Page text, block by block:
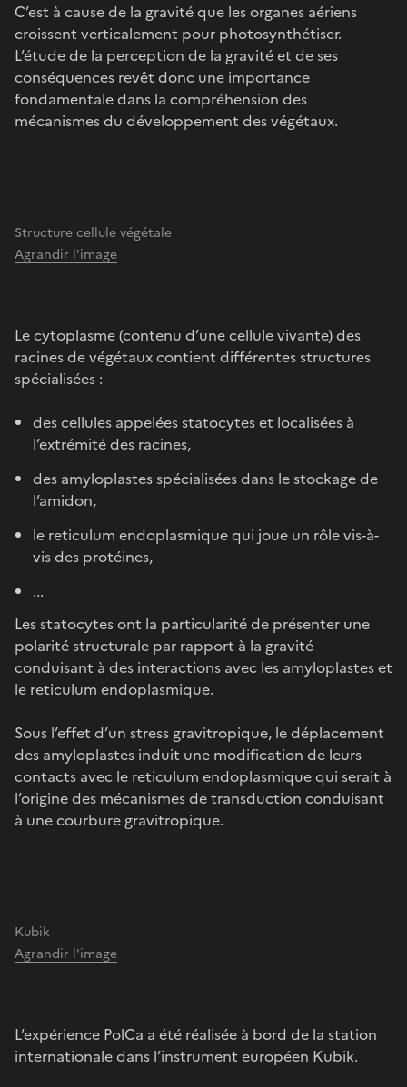
C’est à cause de la gravité que les organes aériens
croissent verticalement pour photosynthétiser.
L’étude de la perception de la gravité et de ses
conséquences revêt donc une importance
fondamentale dans la compréhension des
mécanismes du développement des végétaux.
Structure cellule végétale
Agrandir l'image
Le cytoplasme (contenu d’une cellule vivante) des
racines de végétaux contient différentes structures
spécialisées :
des cellules appelées statocytes et localisées à
l’extrémité des racines,
des amyloplastes spécialisées dans le stockage de
l’amidon,
le reticulum endoplasmique qui joue un rôle vis-à-
vis des protéines,
...
Les statocytes ont la particularité de présenter une
polarité structurale par rapport à la gravité
conduisant à des interactions avec les amyloplastes et
le reticulum endoplasmique.
Sous l’effet d’un stress gravitropique, le déplacement
des amyloplastes induit une modification de leurs
contacts avec le reticulum endoplasmique qui serait à
l’origine des mécanismes de transduction conduisant
à une courbure gravitropique.
Kubik
Agrandir l'image
L’expérience PolCa a été réalisée à bord de la station
internationale dans l’instrument européen Kubik.